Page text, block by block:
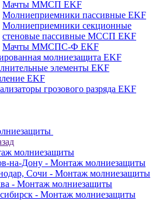
Мачты ММСП EKF
Молниеприемники пассивные EKF
Молниеприемники секционные
стеновые пассивные МССП EKF
Мачты ММСПС-Ф EKF
молниезащита EKF
элементы EKF
EKF
грозового разряда EKF
молниезащиты
на-Дону - Монтаж молниезащиты
Сочи - Монтаж молниезащиты
- Монтаж молниезащиты
- Монтаж молниезащиты